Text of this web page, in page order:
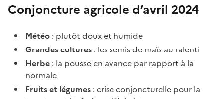
Conjoncture agricole d’avril 2024
Météo : plutôt doux et humide
Grandes cultures : les semis de maïs au ralenti
Herbe : la pousse en avance par rapport à la
normale
Fruits et légumes : crise conjoncturelle pour la